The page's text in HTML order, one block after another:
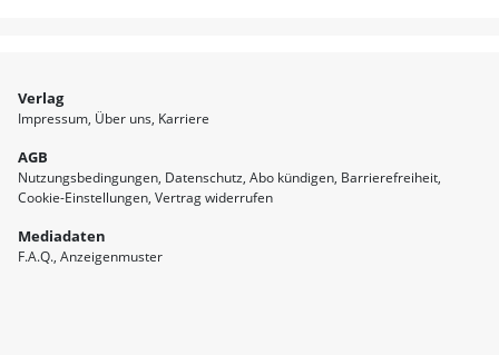
Verlag
Impressum Über uns Karriere
AGB
Nutzungsbedingungen Datenschutz Abo kündigen Barrierefreiheit
Cookie-Einstellungen Vertrag widerrufen
Mediadaten
F.A.Q. Anzeigenmuster